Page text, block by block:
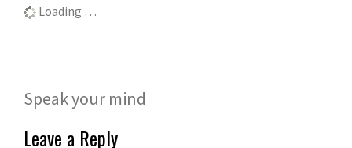
Loading …
Speak your mind
Leave a Reply